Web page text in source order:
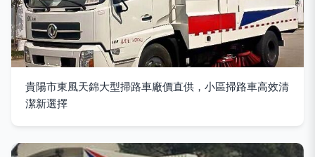
貴陽市東風天錦大型掃路車廠價直供，小區掃路車高效清
潔新選擇